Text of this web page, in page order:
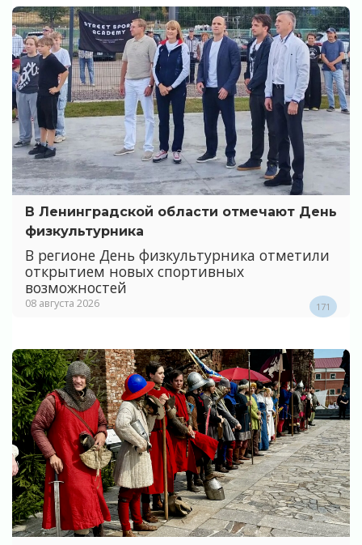
В Ленинградской области отмечают День
физкультурника
В регионе День физкультурника отметили
открытием новых спортивных
возможностей
08 августа 2026 171